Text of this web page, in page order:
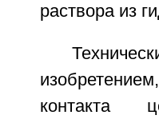
раствора из
контакта